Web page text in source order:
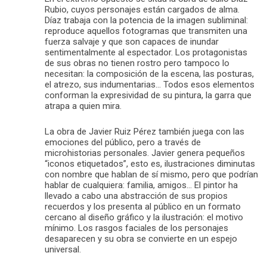
Rubio, cuyos personajes están cargados de alma.
Díaz trabaja con la potencia de la imagen subliminal:
reproduce aquellos fotogramas que transmiten una
fuerza salvaje y que son capaces de inundar
sentimentalmente al espectador. Los protagonistas
de sus obras no tienen rostro pero tampoco lo
necesitan: la composición de la escena, las posturas,
el atrezo, sus indumentarias… Todos esos elementos
conforman la expresividad de su pintura, la garra que
atrapa a quien mira.
La obra de Javier Ruiz Pérez también juega con las
emociones del público, pero a través de
microhistorias personales. Javier genera pequeños
“iconos etiquetados”, esto es, ilustraciones diminutas
con nombre que hablan de sí mismo, pero que podrían
hablar de cualquiera: familia, amigos… El pintor ha
llevado a cabo una abstracción de sus propios
recuerdos y los presenta al público en un formato
cercano al diseño gráfico y la ilustración: el motivo
mínimo. Los rasgos faciales de los personajes
desaparecen y su obra se convierte en un espejo
universal.